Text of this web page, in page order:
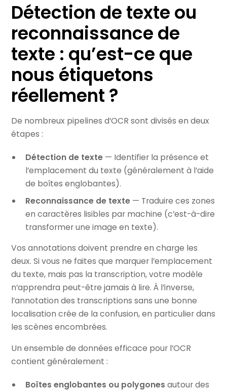
Détection de texte ou
reconnaissance de
texte : qu’est-ce que
nous étiquetons
réellement ?
De nombreux pipelines d’OCR sont divisés en deux
étapes :
Détection de texte— Identifier la présence et
l’emplacement du texte (généralement à l’aide
de boîtes englobantes).
Reconnaissance de texte— Traduire ces zones
en caractères lisibles par machine (c’est-à-dire
transformer une image en texte).
Vos annotations doivent prendre en charge les
deux. Si vous ne faites que marquer l’emplacement
du texte, mais pas la transcription, votre modèle
n’apprendra peut-être jamais à lire. À l’inverse,
l’annotation des transcriptions sans une bonne
localisation crée de la confusion, en particulier dans
les scènes encombrées.
Un ensemble de données efficace pour l’OCR
contient généralement :
Boîtes englobantes ou polygones autour des